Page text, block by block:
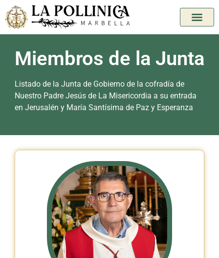
Miembros de la Junta
Listado de la Junta de Gobierno de la cofradía de
Nuestro Padre Jesús de La Misericordia a su entrada
en Jerusalén y María Santísima de Paz y Esperanza